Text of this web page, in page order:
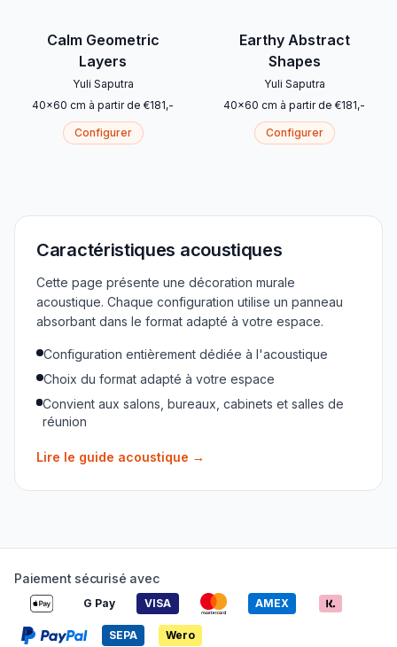
Calm Geometric
Layers
Yuli Saputra
40x60 cm à partir de €181,-
Configurer
Earthy Abstract
Shapes
Yuli Saputra
40x60 cm à partir de €181,-
Configurer
Caractéristiques acoustiques
Cette page présente une décoration murale
acoustique. Chaque configuration utilise un panneau
absorbant dans le format adapté à votre espace.
Configuration entièrement dédiée à l'acoustique
Choix du format adapté à votre espace
Convient aux salons, bureaux, cabinets et salles de
réunion
Lire le guide acoustique →
Paiement sécurisé avec
G Pay VISA AMEX
SEPA Wero